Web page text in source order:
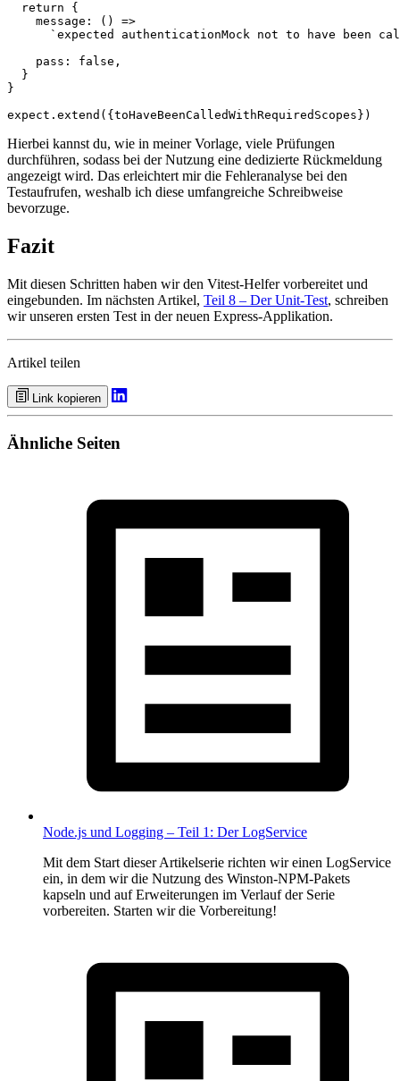
  return {
    message: () =>
`expected authenticationMock not to have been
    pass: false,
  }
}
expect.extend({toHaveBeenCalledWithRequiredScopes})
Hierbei kannst du, wie in meiner Vorlage, viele Prüfungen
durchführen, sodass bei der Nutzung eine dedizierte Rückmeldung
angezeigt wird. Das erleichtert mir die Fehleranalyse bei den
Testaufrufen, weshalb ich diese umfangreiche Schreibweise
bevorzuge.
Fazit
Mit diesen Schritten haben wir den Vitest-Helfer vorbereitet und
eingebunden. Im nächsten Artikel, Teil 8 – Der Unit-Test, schreiben
wir unseren ersten Test in der neuen Express-Applikation.
Artikel teilen
Link kopieren
Ähnliche Seiten
Node.js und Logging – Teil 1: Der LogService
Mit dem Start dieser Artikelserie richten wir einen LogService
ein, in dem wir die Nutzung des Winston-NPM-Pakets
kapseln und auf Erweiterungen im Verlauf der Serie
vorbereiten. Starten wir die Vorbereitung!